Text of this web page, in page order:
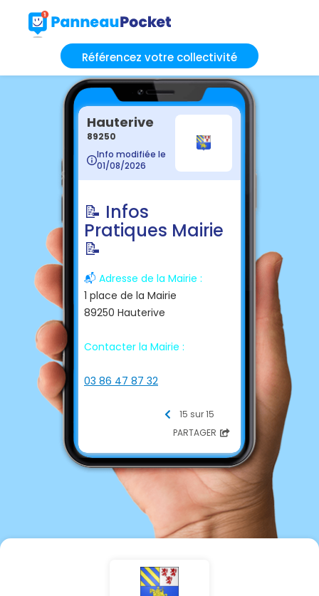
Référencez votre collectivité
Hauterive
89250
Info modifiée le
01/08/2026
📝 Infos
Pratiques Mairie
📝
📬 Adresse de la Mairie :
1 place de la Mairie
89250 Hauterive
Contacter la Mairie :
03 86 47 87 32
hauterive2@wanadoo.fr
💻 Site internet
https://hauterive89.fr/
15 sur 15
PARTAGER